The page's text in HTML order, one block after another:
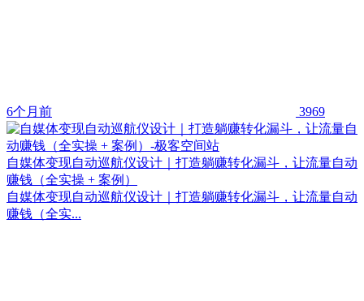
6个月前 3969
自媒体变现自动巡航仪设计｜打造躺赚转化漏斗，让流量自动
赚钱（全实操 + 案例）
自媒体变现自动巡航仪设计｜打造躺赚转化漏斗，让流量自动
赚钱（全实...